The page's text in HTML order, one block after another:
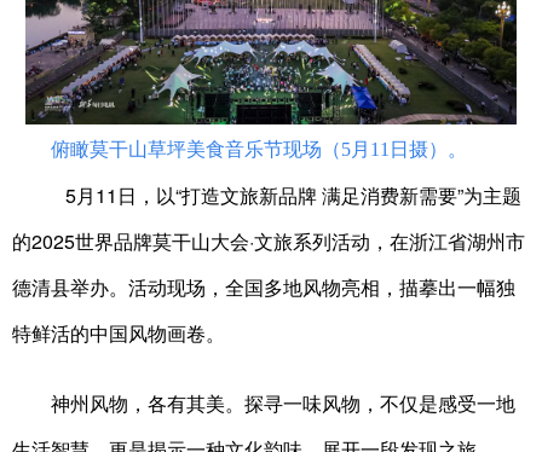
俯瞰莫干山草坪美食音乐节现场（5月11日摄）。
5月11日，以“打造文旅新品牌 满足消费新需要”为主题
的2025世界品牌莫干山大会·文旅系列活动，在浙江省湖州市
德清县举办。活动现场，全国多地风物亮相，描摹出一幅独
特鲜活的中国风物画卷。
神州风物，各有其美。探寻一味风物，不仅是感受一地